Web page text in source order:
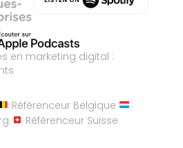
en marketing digital :
Référenceur Belgique
Référenceur Suisse